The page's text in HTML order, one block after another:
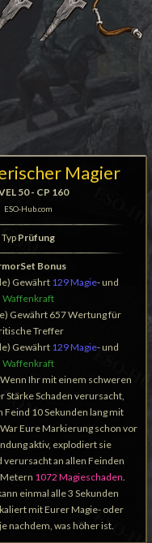
Magier
50 - CP 160
ESO-Hub.com
Typ Prüfung
Bonus
Gewährt 129 Magie- und
Waffenkraft
Gewährt 657 Wertung für
Treffer
Gewährt 129 Magie- und
Waffenkraft
Ihr mit einem schweren
Stärke Schaden verursacht,
Feind 10 Sekunden lang mit
Eure Markierung schon vor
aktiv, explodiert sie
verursacht an allen Feinden
1072 Magieschaden.
einmal alle 3 Sekunden
mit Eurer Magie- oder
nachdem, was höher ist.